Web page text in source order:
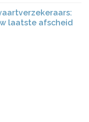
laatste afscheid